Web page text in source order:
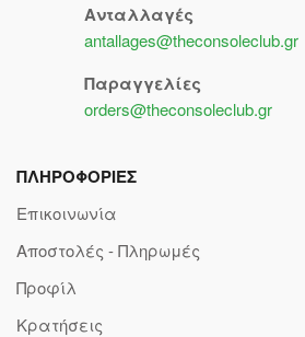
Ανταλλαγές
antallages@theconsoleclub.gr
Παραγγελίες
orders@theconsoleclub.gr
ΠΛΗΡΟΦΟΡΙΕΣ
Επικοινωνία
Αποστολές - Πληρωμές
Προφίλ
Κρατήσεις